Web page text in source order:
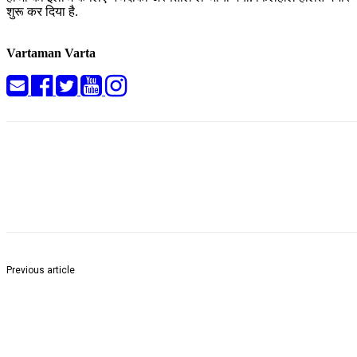
शुरू कर दिया है.
Vartaman Varta
Previous article